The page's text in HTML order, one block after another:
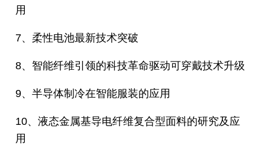
用
7、柔性电池最新技术突破
8、智能纤维引领的科技革命驱动可穿戴技术升级
9、半导体制冷在智能服装的应用
10、液态金属基导电纤维复合型面料的研究及应
用